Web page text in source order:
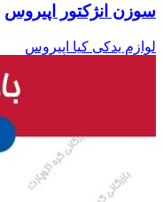
سوزن انژکتور اپیروس
لوازم یدکی کیا اپیروس